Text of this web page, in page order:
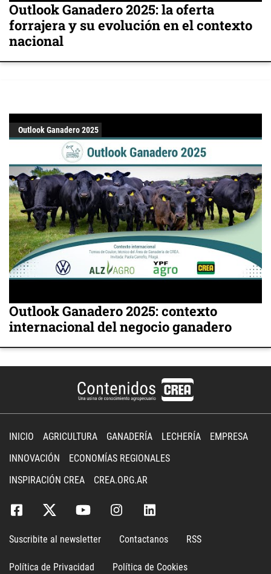
Outlook Ganadero 2025: la oferta
forrajera y su evolución en el contexto
nacional
Outlook Ganadero 2025
Outlook Ganadero 2025: contexto
internacional del negocio ganadero
INICIO AGRICULTURA GANADERÍA LECHERÍA
EMPRESA
INNOVACIÓN
ECONOMÍAS REGIONALES
INSPIRACIÓN CREA
CREA.ORG.AR
Suscribite al newsletter Contactanos RSS
Política de Privacidad Política de Cookies